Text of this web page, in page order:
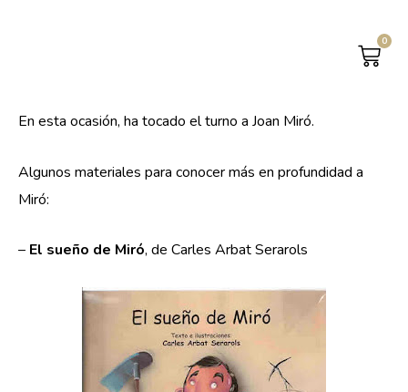
0
En esta ocasión, ha tocado el turno a Joan Miró.
Algunos materiales para conocer más en profundidad a
Miró:
– El sueño de Miró, de Carles Arbat Serarols